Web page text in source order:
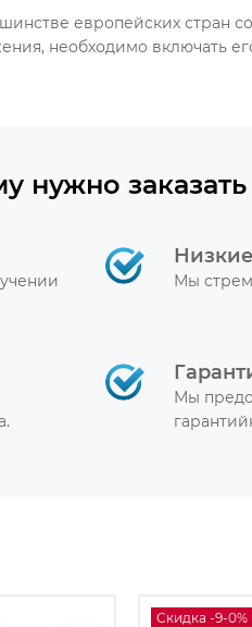
европейских стран
необходимо включать
нужно заказать
Мы
Мы
Скидка -9-0%